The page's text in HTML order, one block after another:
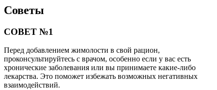
Советы
СОВЕТ №1
Перед добавлением жимолости в свой рацион,
проконсультируйтесь с врачом, особенно если у вас есть
хронические заболевания или вы принимаете какие-либо
лекарства. Это поможет избежать возможных негативных
взаимодействий.